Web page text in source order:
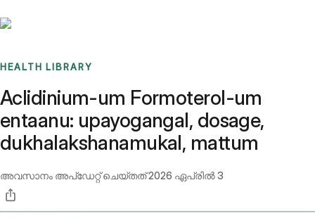
HEALTH LIBRARY
Aclidinium-um Formoterol-um
entaanu: upayogangal, dosage,
dukhalakshanamukal, mattum
അവസാനം അപ്ഡേറ്റ് ചെയ്തത്2026 ഏപ്രിൽ 3